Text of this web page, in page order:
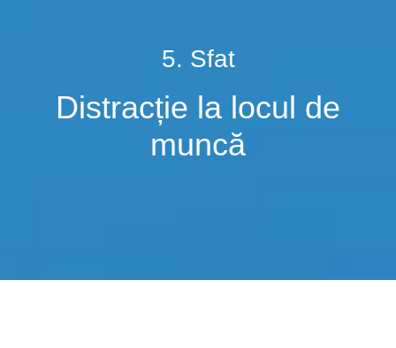
5. Sfat
Distracție la locul de
muncă